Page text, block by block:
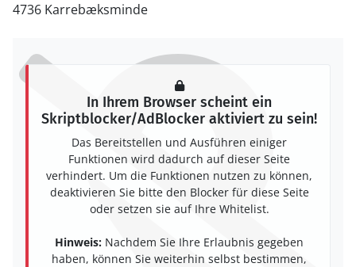
4736 Karrebæksminde
In Ihrem Browser scheint ein
Skriptblocker/AdBlocker aktiviert zu sein!
Das Bereitstellen und Ausführen einiger
Funktionen wird dadurch auf dieser Seite
verhindert. Um die Funktionen nutzen zu können,
deaktivieren Sie bitte den Blocker für diese Seite
oder setzen sie auf Ihre Whitelist.
Hinweis: Nachdem Sie Ihre Erlaubnis gegeben
haben, können Sie weiterhin selbst bestimmen,